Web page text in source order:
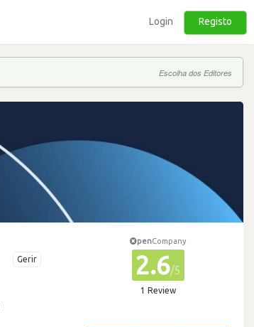
Login Registo
Escolha dos Editores
Gerir
penCompany
2.6/5
1 Review